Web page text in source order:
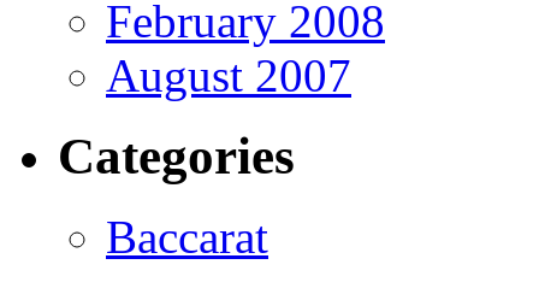
February 2008
August 2007
Categories
Baccarat